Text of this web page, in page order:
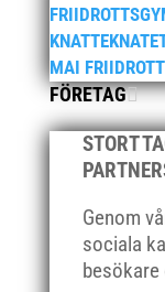
MAI
FÖRETAG
STORT
Genom
sociala
besökare
februari 2021
december 2020
november 2020
oktober 2020
september
augusti 2020
juni 2020
april 2020
mars 2020